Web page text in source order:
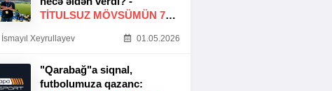
TITULSUZ MÖVSÜMÜN 7
İsmayıl Xeyrullayev 01.05.2026
"Qarabağ"a siqnal,
futbolumuza qazanc: